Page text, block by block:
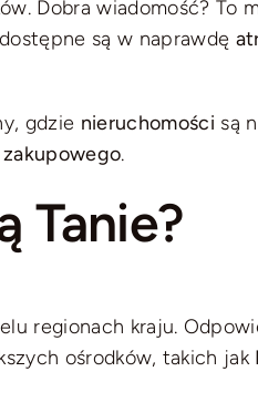
Dobra wiadomość? To
dostępne są w naprawdę
gdzie nieruchomości są
.
Tanie?
regionach kraju.
ośrodków, takich jak